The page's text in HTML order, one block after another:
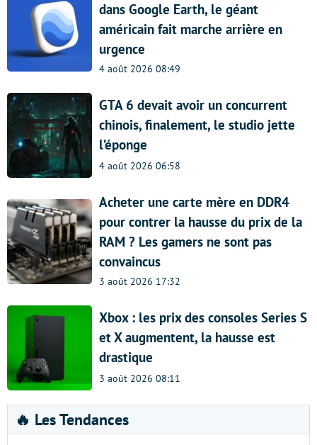
dans Google Earth, le géant
américain fait marche arrière en
urgence
4 août 2026 08:49
GTA 6 devait avoir un concurrent
chinois, finalement, le studio jette
l’éponge
4 août 2026 06:58
Acheter une carte mère en DDR4
pour contrer la hausse du prix de la
RAM ? Les gamers ne sont pas
convaincus
3 août 2026 17:32
Xbox : les prix des consoles Series S
et X augmentent, la hausse est
drastique
3 août 2026 08:11
🔥 Les Tendances